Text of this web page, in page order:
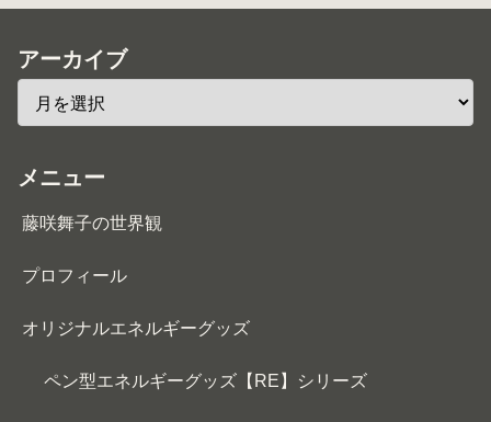
アーカイブ
メニュー
藤咲舞子の世界観
プロフィール
オリジナルエネルギーグッズ
ペン型エネルギーグッズ【RE】シリーズ